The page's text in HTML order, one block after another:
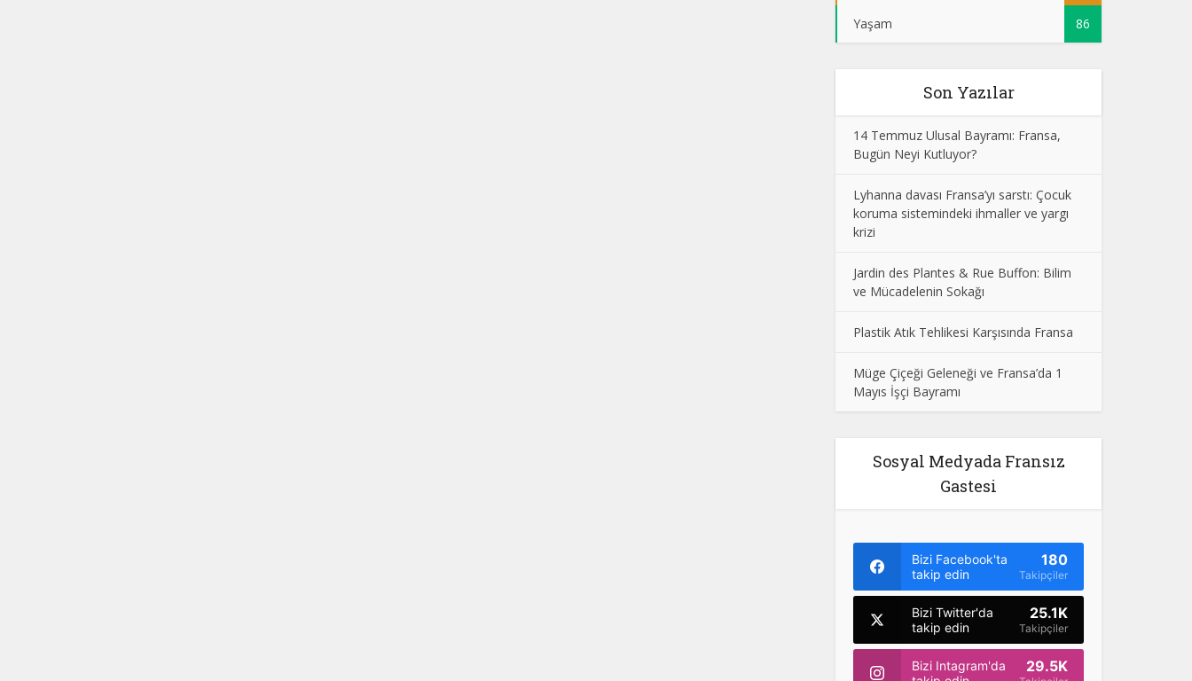
Yaşam 86
Son Yazılar
14 Temmuz Ulusal Bayramı: Fransa,
Bugün Neyi Kutluyor?
Lyhanna davası Fransa’yı sarstı: Çocuk
koruma sistemindeki ihmaller ve yargı
krizi
Jardin des Plantes & Rue Buffon: Bilim
ve Mücadelenin Sokağı
Plastik Atık Tehlikesi Karşısında Fransa
Müge Çiçeği Geleneği ve Fransa’da 1
Mayıs İşçi Bayramı
Sosyal Medyada Fransız
Gastesi
Bizi Facebook'ta
takip edin
180
Takipçiler
Bizi Twitter'da
takip edin
25.1K
Takipçiler
Bizi Intagram'da
29.5K